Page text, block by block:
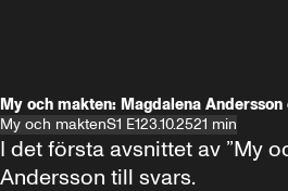
My och makten: Magdalena
My och maktenS1 E123.10.2521 min
I det första avsnittet av ”My
Andersson till svars.